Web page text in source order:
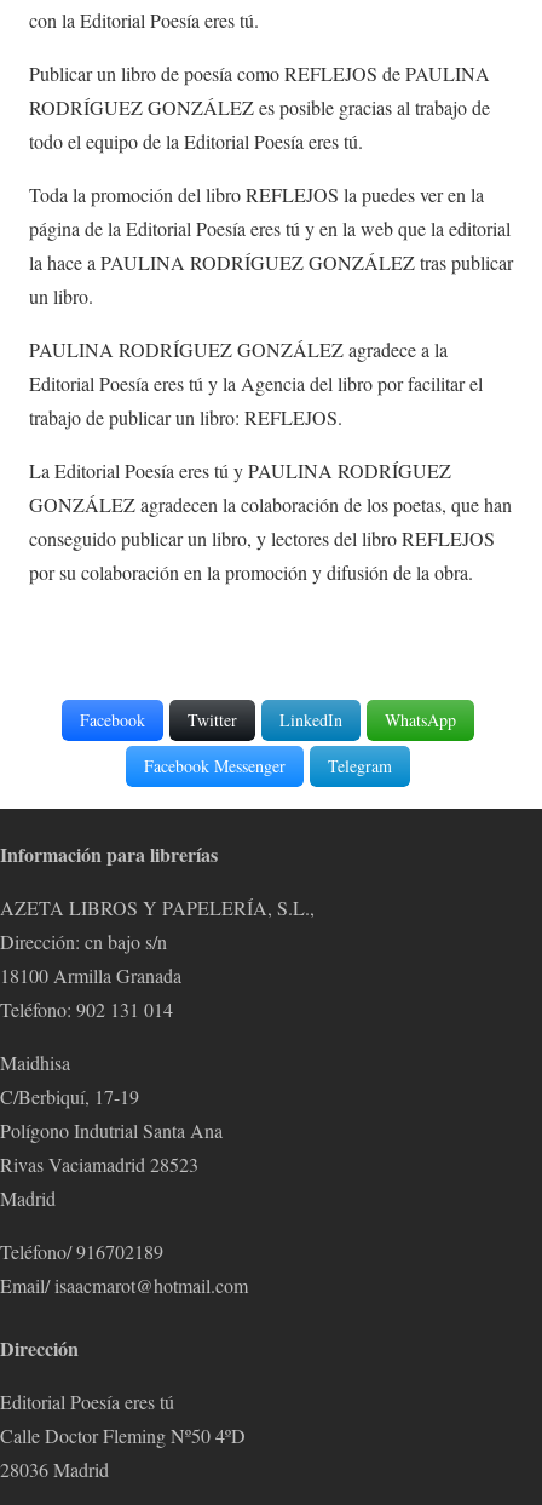
con la Editorial Poesía eres tú.
Publicar un libro de poesía como REFLEJOS de PAULINA
RODRÍGUEZ GONZÁLEZ es posible gracias al trabajo de
todo el equipo de la Editorial Poesía eres tú.
Toda la promoción del libro REFLEJOS la puedes ver en la
página de la Editorial Poesía eres tú y en la web que la editorial
la hace a PAULINA RODRÍGUEZ GONZÁLEZ tras publicar
un libro.
PAULINA RODRÍGUEZ GONZÁLEZ agradece a la
Editorial Poesía eres tú y la Agencia del libro por facilitar el
trabajo de publicar un libro: REFLEJOS.
La Editorial Poesía eres tú y PAULINA RODRÍGUEZ
GONZÁLEZ agradecen la colaboración de los poetas, que han
conseguido publicar un libro, y lectores del libro REFLEJOS
por su colaboración en la promoción y difusión de la obra.
Facebook Twitter LinkedIn
WhatsApp
Facebook Messenger
Telegram
Información para librerías
AZETA LIBROS Y PAPELERÍA, S.L.,
Dirección: cn bajo s/n
18100 Armilla Granada
Teléfono: 902 131 014
Maidhisa
C/Berbiquí, 17-19
Polígono Indutrial Santa Ana
Rivas Vaciamadrid 28523
Madrid
Teléfono/ 916702189
Email/ isaacmarot@hotmail.com
Dirección
Editorial Poesía eres tú
Calle Doctor Fleming Nº50 4ºD
28036 Madrid